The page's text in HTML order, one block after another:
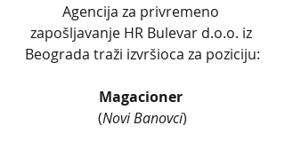
Agencija za privremeno
zapošljavanje HR Bulevar d.o.o. iz
Beograda traži izvršioca za poziciju:
Magacioner
(Novi Banovci)